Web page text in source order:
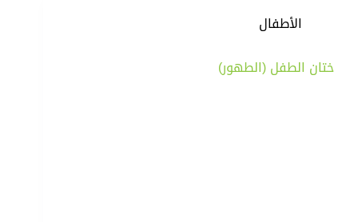
الأطفال
ختان الطفل (الطهور)